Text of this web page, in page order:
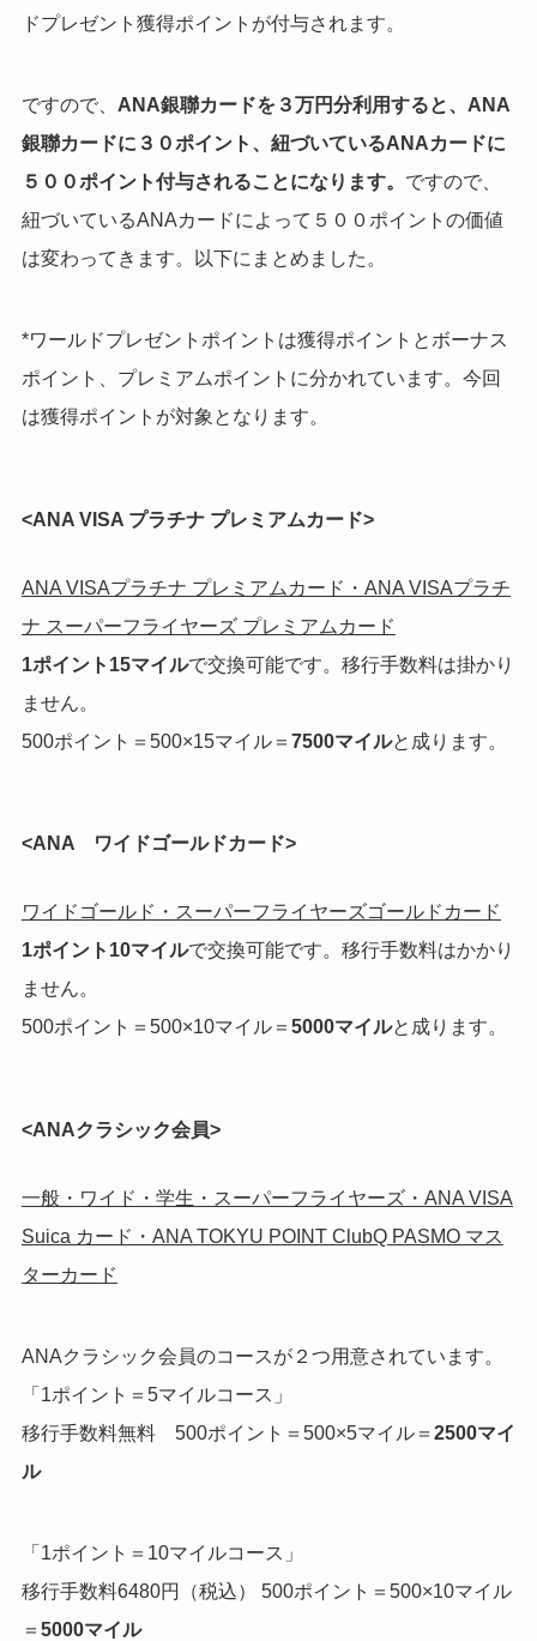
ドプレゼント獲得ポイントが付与されます。
ですので、 ANA銀聯カードを３万円分利用すると、ANA
銀聯カードに３０ポイント、紐づいているANAカードに
５００ポイント付与されることになります。 ですので、
紐づいているANAカードによって５００ポイントの価値
は変わってきます。以下にまとめました。
*ワールドプレゼントポイントは獲得ポイントとボーナス
ポイント、プレミアムポイントに分かれています。今回
は獲得ポイントが対象となります。
<ANA VISA プラチナ プレミアムカード>
ANA VISAプラチナ プレミアムカード・ANA VISAプラチ
ナ スーパーフライヤーズ プレミアムカード
1ポイント15マイルで交換可能です。移行手数料は掛かり
ません。
500ポイント＝500×15マイル＝ 7500マイルと成ります。
<ANA ワイドゴールドカード>
ワイドゴールド・スーパーフライヤーズゴールドカード
1ポイント10マイルで交換可能です。移行手数料はかかり
ません。
500ポイント＝500×10マイル＝ 5000マイルと成ります。
<ANAクラシック会員>
一般・ワイド・学生・スーパーフライヤーズ・ANA VISA
Suica カード・ANA TOKYU POINT ClubQ PASMO マス
ターカード
ANAクラシック会員のコースが２つ用意されています。
「1ポイント＝5マイルコース」
移行手数料無料 500ポイント＝500×5マイル＝ 2500マイ
ル
「1ポイント＝10マイルコース」
移行手数料6480円（税込） 500ポイント＝500×10マイル
＝ 5000マイル